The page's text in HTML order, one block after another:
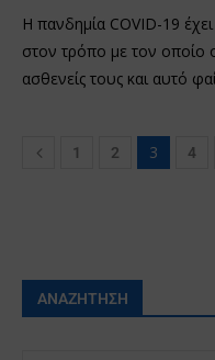
Η πανδημία COVID-19
στον τρόπο με τον οποίο
ασθενείς τους και αυτό
1 2 3 4
ΑΝΑΖΉΤΗΣΗ